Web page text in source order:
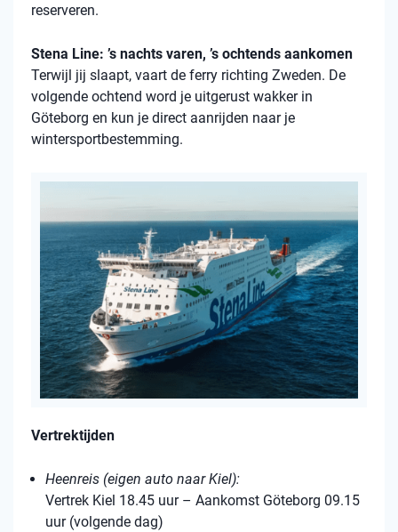
reserveren.
Stena Line: ’s nachts varen, ’s ochtends aankomen
Terwijl jij slaapt, vaart de ferry richting Zweden. De
volgende ochtend word je uitgerust wakker in
Göteborg en kun je direct aanrijden naar je
wintersportbestemming.
Vertrektijden
Heenreis (eigen auto naar Kiel):
Vertrek Kiel 18.45 uur – Aankomst Göteborg 09.15
uur (volgende dag)